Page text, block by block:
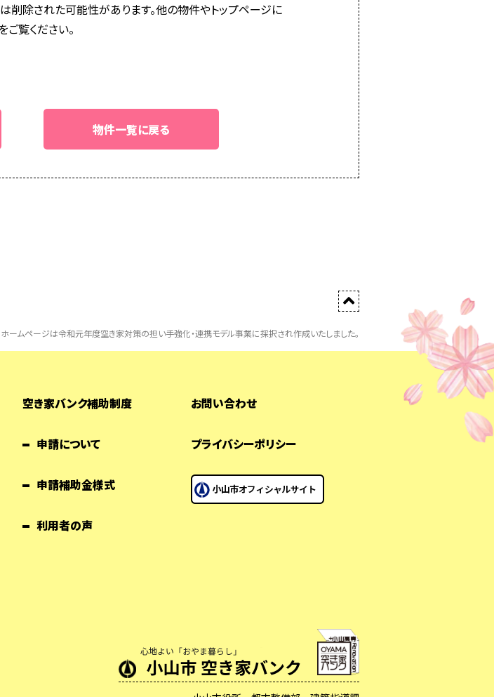
削除された可能性があります。他の物件やトップページに
覧ください。
物件一覧に戻る
ームページは令和元年度空き家対策の担い手強化・連携モデル事業に採択され作成いたしました。
空き家バンク補助制度
申請について
申請補助金様式
利用者の声
お問い合わせ
プライバシーポリシー